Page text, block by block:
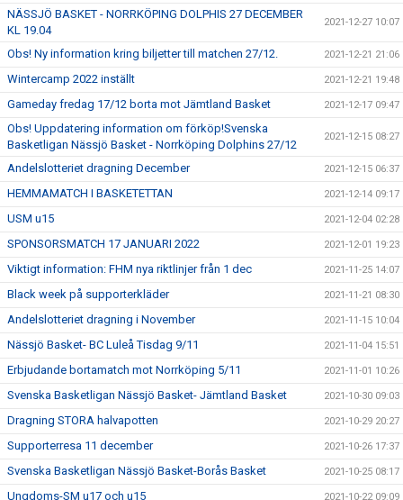
NÄSSJÖ BASKET - NORRKÖPING DOLPHIS 27 DECEMBER
KL 19.04
2021-12-27 10:07
Obs! Ny information kring biljetter till matchen 27/12. 2021-12-21 21:06
Wintercamp 2022 inställt 2021-12-21 19:48
Gameday fredag 17/12 borta mot Jämtland Basket 2021-12-17 09:47
Obs! Uppdatering information om förköp!Svenska
Basketligan Nässjö Basket - Norrköping Dolphins 27/12
2021-12-15 08:27
Andelslotteriet dragning December 2021-12-15 06:37
HEMMAMATCH I BASKETETTAN 2021-12-14 09:17
USM u15 2021-12-04 02:28
SPONSORSMATCH 17 JANUARI 2022 2021-12-01 19:23
Viktigt information: FHM nya riktlinjer från 1 dec 2021-11-25 14:07
Black week på supporterkläder 2021-11-21 08:30
Andelslotteriet dragning i November 2021-11-15 10:04
Nässjö Basket- BC Luleå Tisdag 9/11 2021-11-04 15:51
Erbjudande bortamatch mot Norrköping 5/11 2021-11-01 10:26
Svenska Basketligan Nässjö Basket- Jämtland Basket 2021-10-30 09:03
Dragning STORA halvapotten 2021-10-29 20:27
Supporterresa 11 december 2021-10-26 17:37
Svenska Basketligan Nässjö Basket-Borås Basket 2021-10-25 08:17
Ungdoms-SM u17 och u15 2021-10-22 09:09